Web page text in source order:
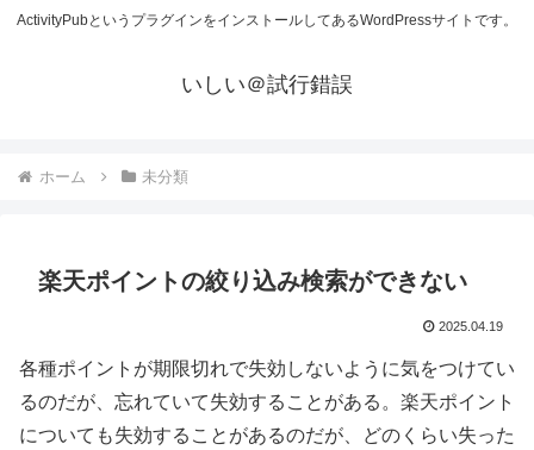
ActivityPubというプラグインをインストールしてあるWordPressサイトです。
いしい＠試行錯誤
ホーム 未分類
楽天ポイントの絞り込み検索ができない
2025.04.19
各種ポイントが期限切れで失効しないように気をつけてい
るのだが、忘れていて失効することがある。楽天ポイント
についても失効することがあるのだが、どのくらい失った